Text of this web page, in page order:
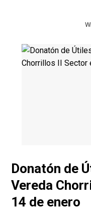
Donatón de
Vereda
14 de enero